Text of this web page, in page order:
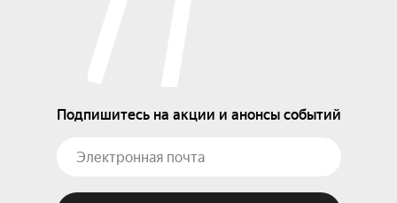
Подпишитесь на акции и анонсы событий